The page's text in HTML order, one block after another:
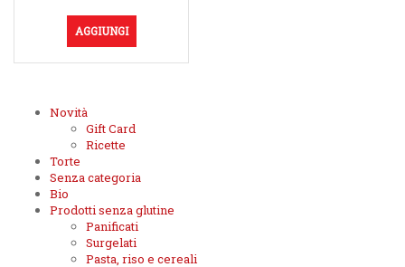
AGGIUNGI
Novità
Gift Card
Ricette
Torte
Senza categoria
Bio
Prodotti senza glutine
Panificati
Surgelati
Pasta, riso e cereali